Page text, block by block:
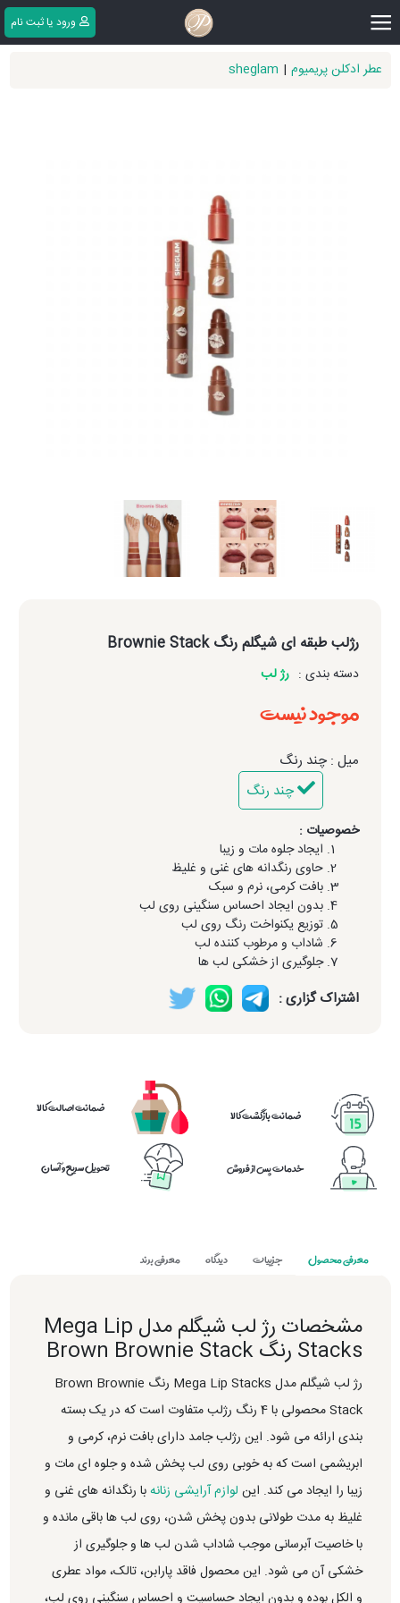
||| ورود یا ثبت ‌نام
عطر ادکلن پریمیوم |
sheglam
رژلب طبقه ای شیگلم رنگ Brownie Stack
دسته بندی : رژ لب
موجود نیست
میل : چند رنگ
چند رنگ
خصوصیات :
ایجاد جلوه مات و زیبا
حاوی رنگدانه های غنی و غلیظ
بافت کرمی، نرم و سبک
بدون ایجاد احساس سنگینی روی لب
توزیع یکنواخت رنگ روی لب
شاداب و مرطوب کننده لب
جلوگیری از خشکی لب ها
اشتراک گزاری :
ضمانت بازگشت کالا ضمانت اصالت کالا
خدمات پس از فروش تحویل سریع و آسان
معرفی محصول جزییات دیدگاه معرفی برند
مشخصات رژ لب شیگلم مدل Mega Lip
Stacks رنگ Brown Brownie Stack
رژ لب شیگلم مدل Mega Lip Stacks رنگ Brown Brownie
Stack محصولی با 4 رنگ رژلب متفاوت است که در یک بسته
بندی ارائه می شود. این رژلب جامد دارای بافت نرم، کرمی و
ابریشمی است که به خوبی روی لب پخش شده و جلوه ای مات و
زیبا را ایجاد می کند. این لوازم آرایشی زنانهبا رنگدانه های غنی و
غلیظ به مدت طولانی بدون پخش شدن، روی لب ها باقی مانده و
با خاصیت آبرسانی موجب شاداب شدن لب ها و جلوگیری از
خشکی آن می شود. این محصول فاقد پارابن، تالک، مواد عطری
و الکل بوده و بدون ایجاد حساسیت و احساس سنگینی روی لب،